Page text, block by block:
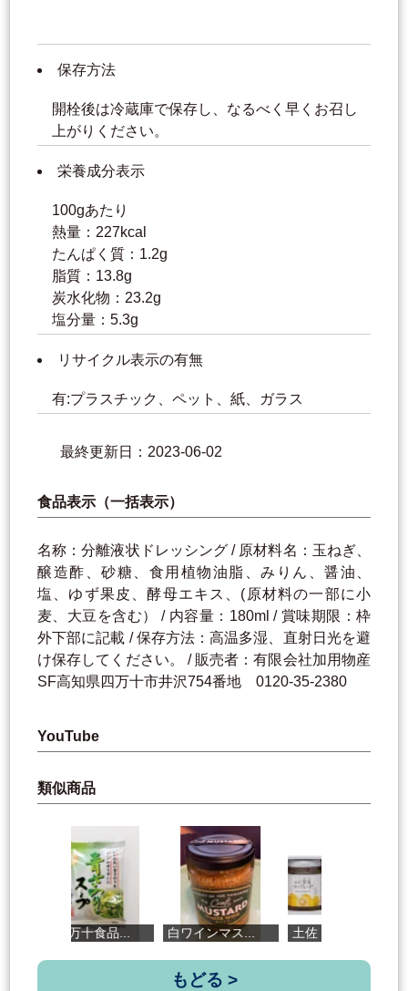
保存方法
開栓後は冷蔵庫で保存し、なるべく早くお召し
上がりください。
栄養成分表示
100gあたり
熱量：227kcal
たんぱく質：1.2g
脂質：13.8g
炭水化物：23.2g
塩分量：5.3g
リサイクル表示の有無
有:プラスチック、ペット、紙、ガラス
最終更新日：2023-06-02
食品表示（一括表示）
名称：分離液状ドレッシング / 原材料名：玉ねぎ、
醸造酢、砂糖、食用植物油脂、みりん、醤油、
塩、ゆず果皮、酵母エキス、(原材料の一部に小
麦、大豆を含む） / 内容量：180ml / 賞味期限：枠
外下部に記載 / 保存方法：高温多湿、直射日光を避
け保存してください。 / 販売者：有限会社加用物産
SF高知県四万十市井沢754番地 0120-35-2380
YouTube
類似商品
〈四万十食品... 白ワインマス... 土佐 花木実...
もどる >